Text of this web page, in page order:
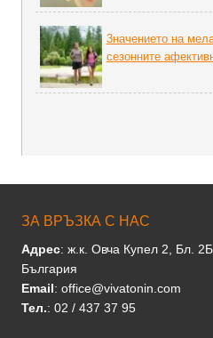
3начението на
сезонните
ЗА ВРЪЗКА С НАС
Адрес: ж.к. Овча Купел 2, Бл.
България
Email: office@vivatonin.com
Тел.: 02 / 437 37 95